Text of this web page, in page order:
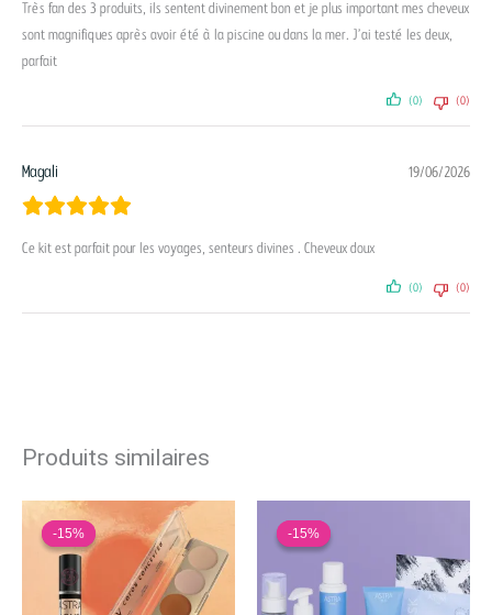
Très fan des 3 produits, ils sentent divinement bon et je plus important mes cheveux
sont magnifiques après avoir été à la piscine ou dans la mer. J’ai testé les deux,
parfait
(0) (0)
Magali 19/06/2026
Ce kit est parfait pour les voyages, senteurs divines . Cheveux doux
(0) (0)
Produits similaires
-15%
-15%
prix
initial
était :
26,35 €.
Le
prix
actuel
est :
22,50 €.
-15%
-15%
88,15 €.
est :
75,15 €.